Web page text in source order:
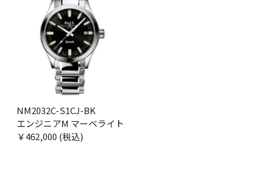
NM2032C-S1CJ-BK
エンジニアM マーベライト
￥462,000 (税込)